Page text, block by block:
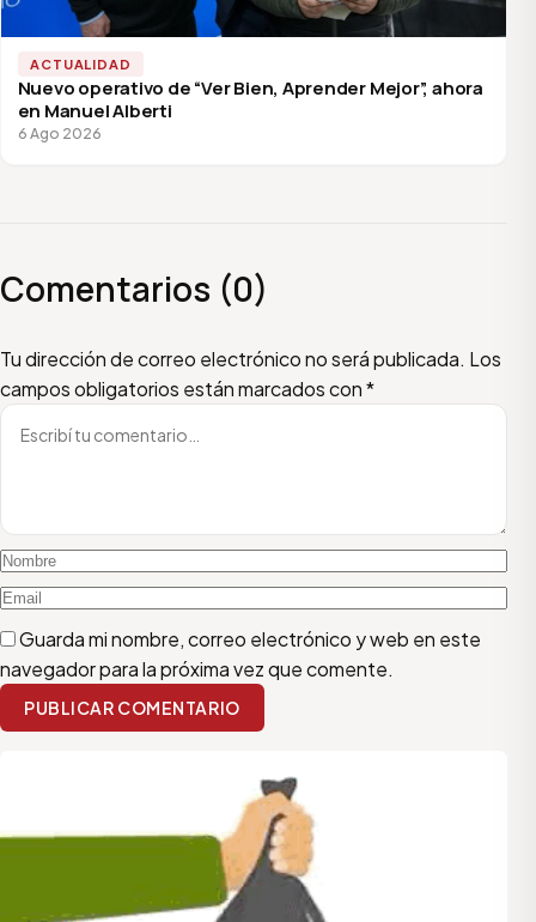
ACTUALIDAD
Nuevo operativo de “Ver Bien, Aprender Mejor”, ahora
en Manuel Alberti
6 Ago 2026
Comentarios (0)
Tu dirección de correo electrónico no será publicada. Los
campos obligatorios están marcados con*
Escribí tu comentario
Nombre
Email
Guarda mi nombre, correo electrónico y web en este
navegador para la próxima vez que comente.
PUBLICAR COMENTARIO